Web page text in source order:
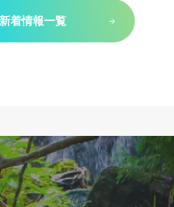
新着情報一覧